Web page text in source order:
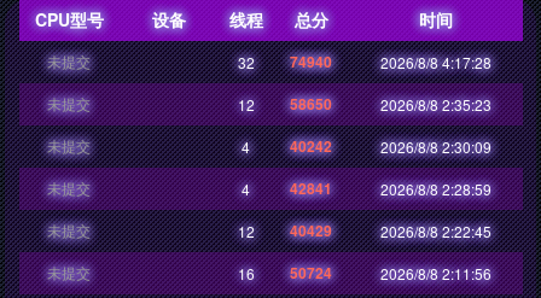
CPU型号 设备 线程 总分 时间
未提交 32 74940
2026/8/8 4:17:28
未提交
12 58650
2026/8/8 2:35:23
未提交
4 40242
2026/8/8 2:30:09
未提交
4 42841
2026/8/8 2:28:59
未提交
12 40429
2026/8/8 2:22:45
未提交
16 50724
2026/8/8 2:11:56